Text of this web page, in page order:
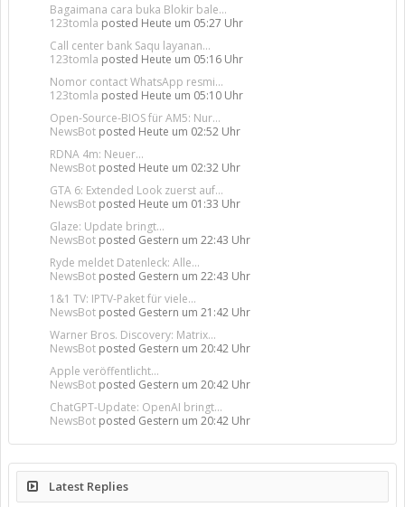
Bagaimana cara buka Blokir bale...
123tomla posted Heute um 05:27 Uhr
Call center bank Saqu layanan...
123tomla posted Heute um 05:16 Uhr
Nomor contact WhatsApp resmi...
123tomla posted Heute um 05:10 Uhr
Open-Source-BIOS für AM5: Nur...
NewsBot posted Heute um 02:52 Uhr
RDNA 4m: Neuer...
NewsBot posted Heute um 02:32 Uhr
GTA 6: Extended Look zuerst auf...
NewsBot posted Heute um 01:33 Uhr
Glaze: Update bringt...
NewsBot posted Gestern um 22:43 Uhr
Ryde meldet Datenleck: Alle...
NewsBot posted Gestern um 22:43 Uhr
1&1 TV: IPTV-Paket für viele...
NewsBot posted Gestern um 21:42 Uhr
Warner Bros. Discovery: Matrix...
NewsBot posted Gestern um 20:42 Uhr
Apple veröffentlicht...
NewsBot posted Gestern um 20:42 Uhr
ChatGPT-Update: OpenAI bringt...
NewsBot posted Gestern um 20:42 Uhr
Latest Replies